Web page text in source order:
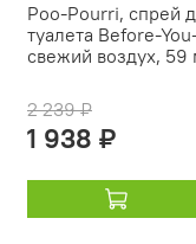
Poo-Pourri, спрей
туалета Before-
свежий воздух, 59
2 239 ₽
1 938 ₽